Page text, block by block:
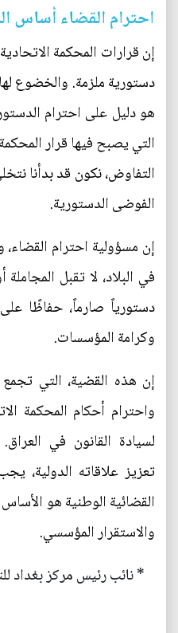
احترام القضاء أساس
إن قرارات المحكمة
دستورية ملزمة. والخضوع
هو دليل على احترام
التي يصبح فيها قرار
التفاوض، نكون قد بدأنا
الفوضى الدستورية.
إن مسؤولية احترام
في البلاد، لا تقبل
دستورياً صارماً، حفاظًا
وكرامة المؤسسات.
إن هذه القضية، التي تجمع
واحترام أحكام المحكمة
لسيادة القانون في
تعزيز علاقاته الدولية،
القضائية الوطنية هو
والاستقرار المؤسسي.
* نائب رئيس مركز بغداد